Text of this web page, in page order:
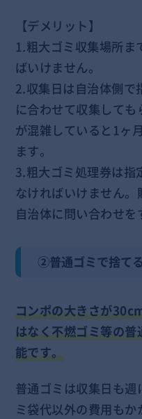
【デメリット】
1.粗大ゴミ収集場所
ばいけません。
2.収集日は自治体側で
に合わせて収集して
が混雑していると1ヶ
ます。
3.粗大ゴミ処理券は指
なければいけません。
自治体に問い合わせを
②普通ゴミで捨て
コンポの大きさが
はなく不燃ゴミ等の
能です。
普通ゴミは収集日も
ミ袋代以外の費用もか